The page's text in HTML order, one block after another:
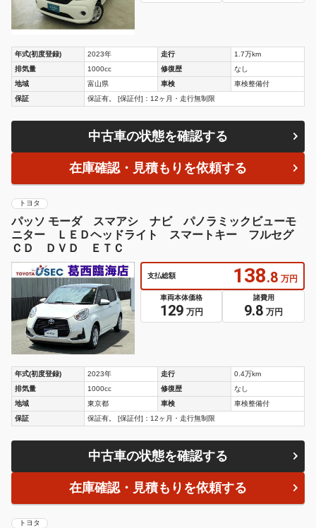
年式(初度登録) 2023年 走行
1.7万km
排気量
1000cc 修復歴
なし
地域
富山県 車検
車検整備付
保証
保証有。 [保証付]：12ヶ月・走行無制限
中古車の状態を確認する
在庫確認・見積もりを依頼する
トヨタ
パッソ モーダ スマアシ ナビ パノラミックビューモ
ニター ＬＥＤヘッドライト スマートキー フルセグ
ＣＤ ＤＶＤ ＥＴＣ
支払総額 138.8 万円
車両本体価格
129 万円
諸費用
9.8 万円
年式(初度登録) 2023年 走行
0.4万km
排気量
1000cc 修復歴
なし
地域
東京都 車検
車検整備付
保証
保証有。 [保証付]：12ヶ月・走行無制限
中古車の状態を確認する
在庫確認・見積もりを依頼する
トヨタ